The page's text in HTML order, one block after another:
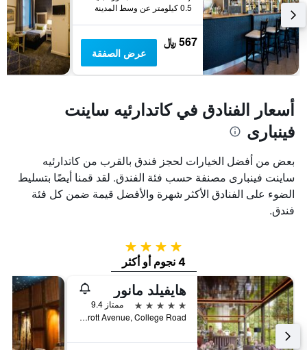
0.5 كيلومتر عن وسط المدينة
567 ﷼
عرض الصفقة
أسعار الفنادق في كاتدارئيه ساينت
فينبارى
بعض من أفضل الخيارات لحجز فندق بالقرب من كاتدارئيه
ساينت فينبارى مصنفة حسب فئة الفندق. لقد قمنا أيضًا بتسليط
الضوء على الفنادق الأكثر شهرة والأفضل قيمة ضمن كل فئة
فندق.
4 نجوم
4 نجوم أو أكثر
هايفيلد مانور
5 نجوم
ممتاز 9.4
Perrott Avenue, College Road, كورك, أيرلندا